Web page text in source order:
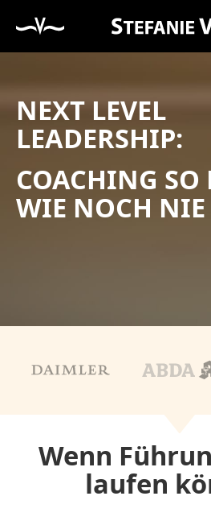
NEXT LEVEL
LEADERSHIP:
COACHING SO
WIE NOCH NIE
Wenn
laufen